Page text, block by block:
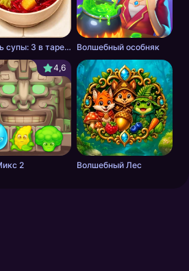
Готовь супы: 3 в тарелку Волшебный особняк
4,6
2 Волшебный Лес